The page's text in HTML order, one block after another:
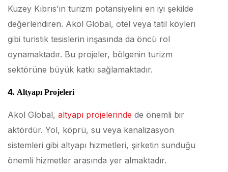
Kuzey Kıbrıs’ın turizm potansiyelini en iyi şekilde
değerlendiren. Akol Global, otel veya tatil köyleri
gibi turistik tesislerin inşasında da öncü rol
oynamaktadır. Bu projeler, bölgenin turizm
sektörüne büyük katkı sağlamaktadır.
4. Altyapı Projeleri
Akol Global, altyapı projelerinde de önemli bir
aktördür. Yol, köprü, su veya kanalizasyon
sistemleri gibi altyapı hizmetleri, şirketin sunduğu
önemli hizmetler arasında yer almaktadır.